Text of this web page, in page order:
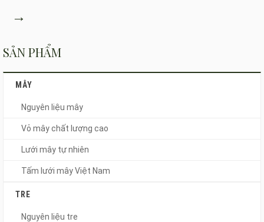
→
SẢN PHẨM
MÂY
Nguyên liệu mây
Vỏ mây chất lượng cao
Lưới mây tự nhiên
Tấm lưới mây Việt Nam
TRE
Nguyên liệu tre